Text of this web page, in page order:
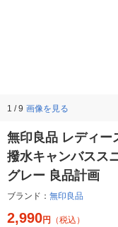
1 / 9 画像を見る
無印良品 レディー
撥水キャンバスス
グレー 良品計画
ブランド： 無印良品
2,990円 （税込）